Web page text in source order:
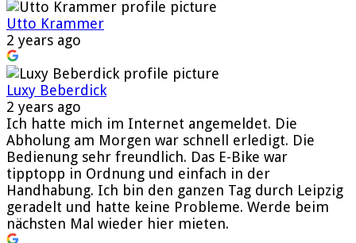
Utto Krammer
2 years ago
Luxy Beberdick
2 years ago
Ich hatte mich im Internet angemeldet. Die
Abholung am Morgen war schnell erledigt. Die
Bedienung sehr freundlich. Das E-Bike war
tipptopp in Ordnung und einfach in der
Handhabung. Ich bin den ganzen Tag durch Leipzig
geradelt und hatte keine Probleme. Werde beim
nächsten Mal wieder hier mieten.